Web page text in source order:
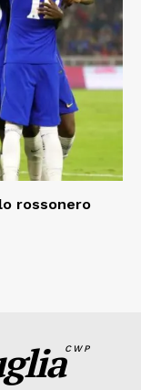
rossonero
CWP